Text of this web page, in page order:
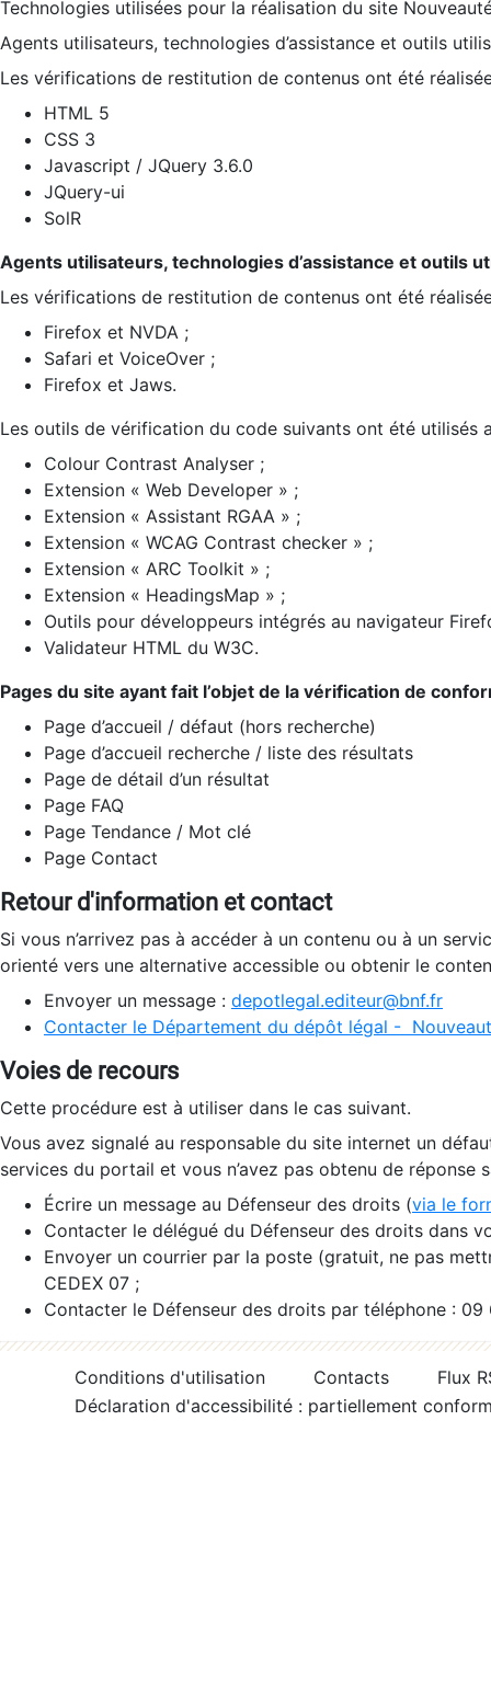
Technologies utilisées pour la réalisation du site
Agents utilisateurs, technologies d’assistance et outils
Les vérifications de restitution de contenus ont été
HTML 5
CSS 3
Javascript / JQuery 3.6.0
JQuery-ui
SolR
Agents utilisateurs, technologies d’assistance et outils
Les vérifications de restitution de contenus ont été
Firefox et NVDA ;
Safari et VoiceOver ;
Firefox et Jaws.
Les outils de vérification du code suivants ont été utilisés
Colour Contrast Analyser ;
Extension « Web Developer » ;
Extension « Assistant RGAA » ;
Extension « WCAG Contrast checker » ;
Extension « ARC Toolkit » ;
Extension « HeadingsMap » ;
Outils pour développeurs intégrés au navigateur
Validateur HTML du W3C.
Pages du site ayant fait l’objet de la vérification de
Page d’accueil / défaut (hors recherche)
Page d’accueil recherche / liste des résultats
Page de détail d’un résultat
Page FAQ
Page Tendance / Mot clé
Page Contact
Retour d'information et contact
Si vous n’arrivez pas à accéder à un contenu ou à un
orienté vers une alternative accessible ou obtenir le
Envoyer un message : depotlegal.editeur@bnf.fr
Contacter le Département du dépôt légal -
Voies de recours
Cette procédure est à utiliser dans le cas suivant.
Vous avez signalé au responsable du site internet un
services du portail et vous n’avez pas obtenu de réponse
Écrire un message au Défenseur des droits (via le
Contacter le délégué du Défenseur des droits dans
Envoyer un courrier par la poste (gratuit, ne pas
CEDEX 07 ;
Contacter le Défenseur des droits par téléphone :
Conditions d'utilisation Contacts
Flux
Déclaration d'accessibilité : partiellement